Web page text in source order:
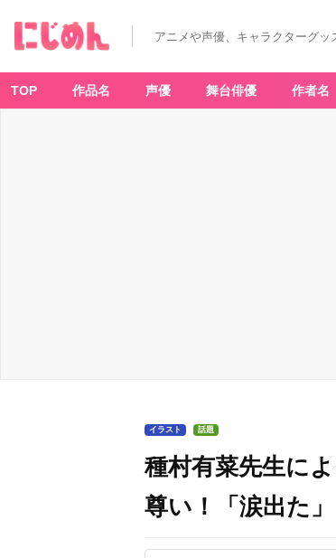
アニメや声優、キャラクターグ
TOP 作品名 声優 舞台俳優 作者名
イラスト 話題
種村有菜先生に
尊い！「涙出た」